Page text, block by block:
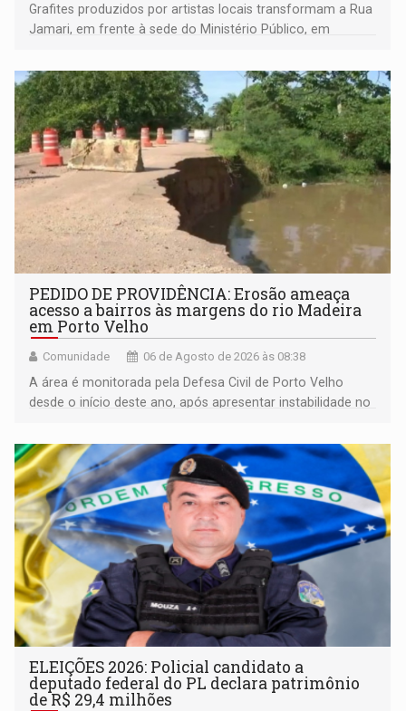
Grafites produzidos por artistas locais transformam a Rua
Jamari, em frente à sede do Ministério Público, em
da Penha e o enfrentamento à violência
PEDIDO DE PROVIDÊNCIA: Erosão ameaça
acesso a bairros às margens do rio Madeira
em Porto Velho
Comunidade 06 de Agosto de 2026 às 08:38
A área é monitorada pela Defesa Civil de Porto Velho
desde o início deste ano, após apresentar instabilidade no
ELEIÇÕES 2026: Policial candidato a
deputado federal do PL declara patrimônio
de R$ 29,4 milhões